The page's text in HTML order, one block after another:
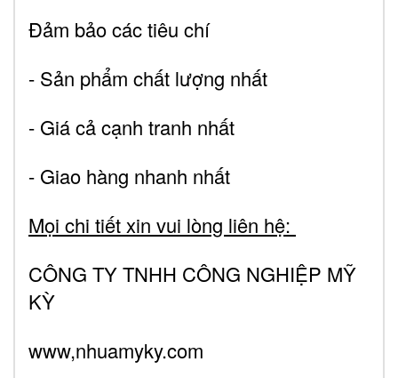
Đảm bảo các tiêu chí
- Sản phẩm chất lượng nhất
- Giá cả cạnh tranh nhất
- Giao hàng nhanh nhất
Mọi chi tiết xin vui lòng liên hệ:
CÔNG TY TNHH CÔNG NGHIỆP MỸ
KỲ
www,nhuamyky.com